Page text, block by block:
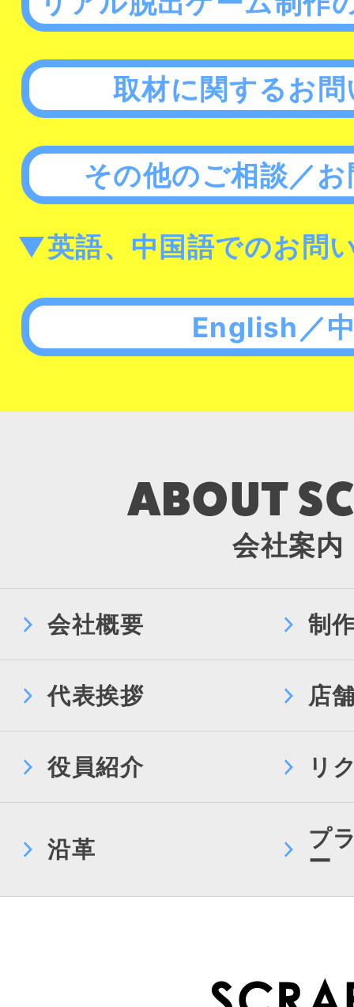
取材に関するお
その他のご相談／
▼英語、中国語でのお問
English／
会社案内
会社概要 制
代表挨拶 店
役員紹介 リ
沿革
プ
ー